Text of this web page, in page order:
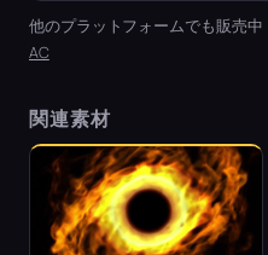
他のプラットフォームでも販売中
AC
関連素材